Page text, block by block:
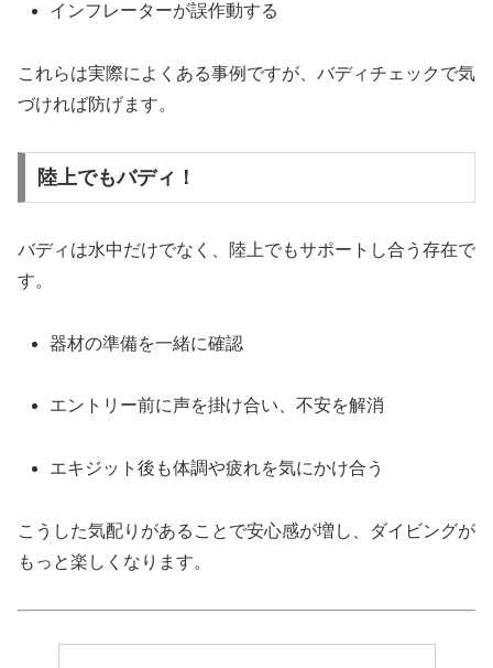
インフレーターが誤作動する
これらは実際によくある事例ですが、バディチェックで気
づければ防げます。
陸上でもバディ！
バディは水中だけでなく、陸上でもサポートし合う存在で
す。
器材の準備を一緒に確認
エントリー前に声を掛け合い、不安を解消
エキジット後も体調や疲れを気にかけ合う
こうした気配りがあることで安心感が増し、ダイビングが
もっと楽しくなります。